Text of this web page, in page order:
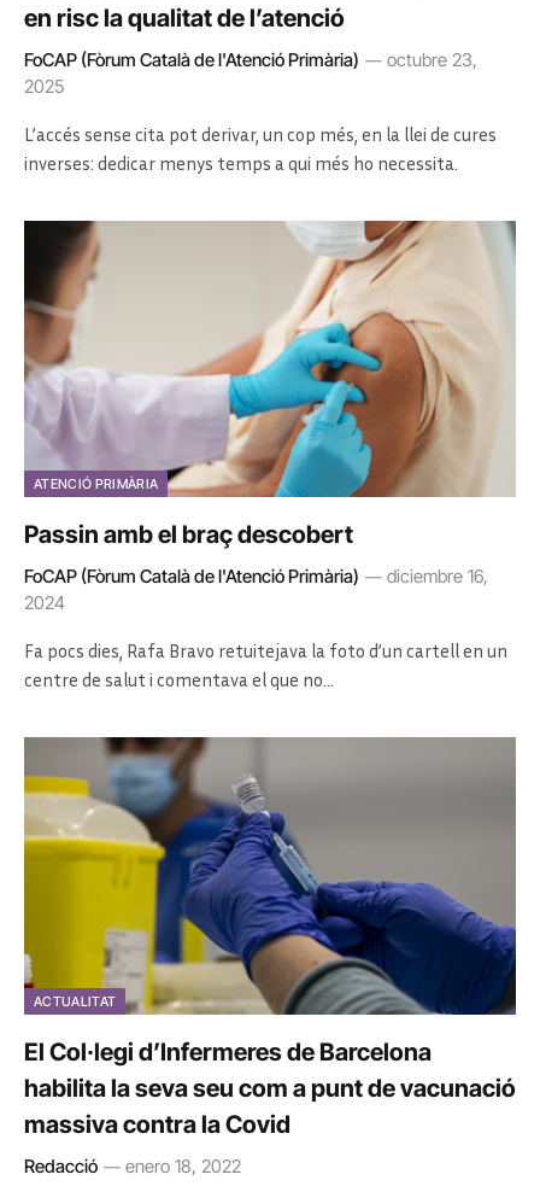
en risc la qualitat de l’atenció
FoCAP (Fòrum Català de l'Atenció Primària)
octubre 23,
2025
L’accés sense cita pot derivar, un cop més, en la llei de cures
inverses: dedicar menys temps a qui més ho necessita.
ATENCIÓ PRIMÀRIA
Passin amb el braç descobert
FoCAP (Fòrum Català de l'Atenció Primària)
diciembre 16,
2024
Fa pocs dies, Rafa Bravo retuitejava la foto d’un cartell en un
centre de salut i comentava el que no…
ACTUALITAT
El Col·legi d’Infermeres de Barcelona
habilita la seva seu com a punt de vacunació
massiva contra la Covid
Redacció enero 18, 2022